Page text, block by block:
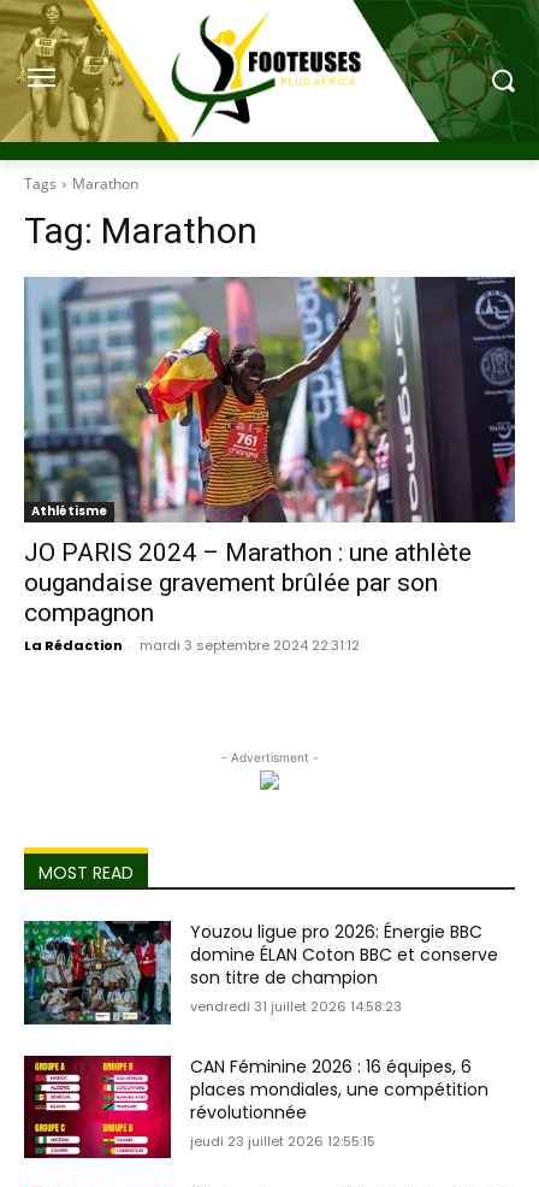
Tags Marathon
Tag: Marathon
Athlétisme
JO PARIS 2024 – Marathon : une athlète
ougandaise gravement brûlée par son
compagnon
La Rédaction - mardi 3 septembre 2024 22:31:12
- Advertisment -
MOST READ
Youzou ligue pro 2026: Énergie BBC
domine ÉLAN Coton BBC et conserve
son titre de champion
vendredi 31 juillet 2026 14:58:23
CAN Féminine 2026 : 16 équipes, 6
places mondiales, une compétition
révolutionnée
jeudi 23 juillet 2026 12:55:15